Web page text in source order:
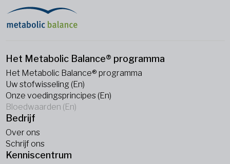
Het Metabolic Balance® programma
Het Metabolic Balance® programma
Uw stofwisseling (En)
Onze voedingsprincipes (En)
Bloedwaarden (En)
Bedrijf
Over ons
Schrijf ons
Kenniscentrum